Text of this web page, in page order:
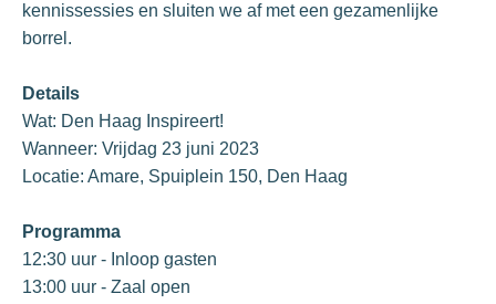
kennissessies en sluiten we af met een gezamenlijke
borrel.
Details
Wat: Den Haag Inspireert!
Wanneer: Vrijdag 23 juni 2023
Locatie: Amare, Spuiplein 150, Den Haag
Programma
12:30 uur - Inloop gasten
13:00 uur - Zaal open